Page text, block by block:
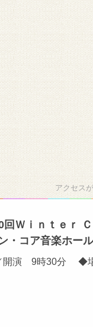
アクセス
Ｗｉｎｔｅｒ
・コア音楽ホール
開演 9時30分 ◆